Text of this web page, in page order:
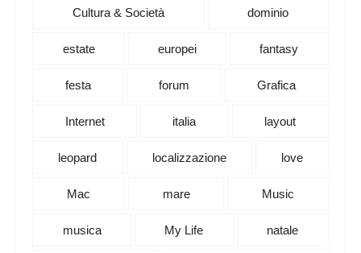
Cultura & Società dominio
estate europei fantasy
festa forum Grafica
Internet italia layout
leopard localizzazione love
Mac mare Music
musica My Life natale